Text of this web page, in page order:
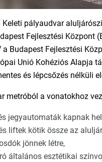
pályaudvar
Fejlesztési Központ
a Budapest Fejlesztési
Unió Kohéziós Alapja
és lépcsőzés nélküli
metróból a vonatokhoz
jegyautomaták kapnak
liftek kötik össze az
jönnek létre,
általános esztétikai